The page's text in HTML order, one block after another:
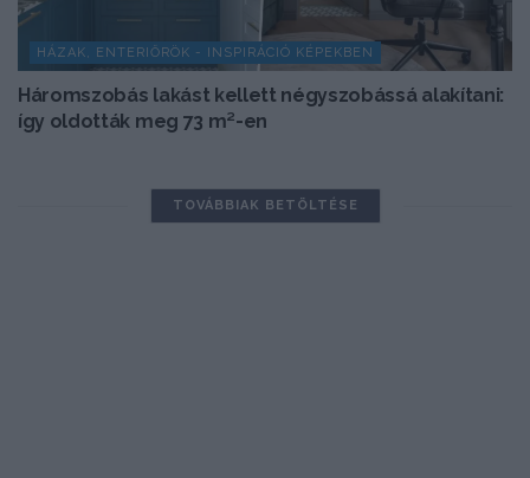
HÁZAK, ENTERIŐRÖK - INSPIRÁCIÓ KÉPEKBEN
Háromszobás lakást kellett négyszobássá alakítani:
így oldották meg 73 m²-en
TOVÁBBIAK BETÖLTÉSE